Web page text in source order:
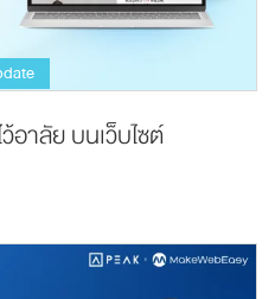
าลัย บนเว็บไซต์